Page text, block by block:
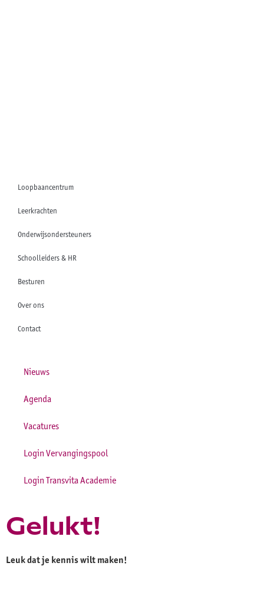
Loopbaancentrum
Leerkrachten
Onderwijsondersteuners
Schoolleiders & HR
Besturen
Over ons
Contact
Nieuws
Agenda
Vacatures
Login Vervangingspool
Login Transvita Academie
Gelukt!
Leuk dat je kennis wilt maken!